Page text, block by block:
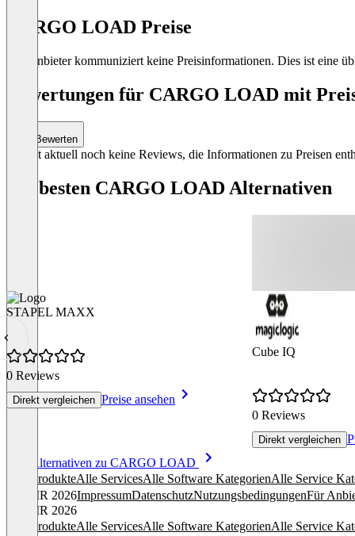
CARGO LOAD Preise
Der Anbieter kommuniziert keine Preisinformationen. Dies ist eine
Bewertungen für CARGO LOAD mit
Bewerten
Es gibt aktuell noch keine Reviews, die Informationen zu Preisen
Die besten CARGO LOAD Alternativen
STAPEL MAXX
0 Reviews
Direkt vergleichen Preise ansehen
Cube IQ
0 Reviews
Direkt vergleichen
Alle Alternativen zu CARGO LOAD
Alle ProdukteAlle ServicesAlle Software KategorienAlle Service
© OMR 2026ImpressumDatenschutzNutzungsbedingungenFür
© OMR 2026
Alle ProdukteAlle ServicesAlle Software KategorienAlle Service